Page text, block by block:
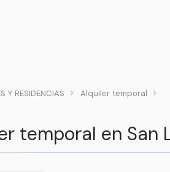
Y RESIDENCIAS Alquiler temporal
temporal en San